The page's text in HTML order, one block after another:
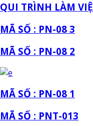
QUI TRÌNH LÀM
MÃ SỐ : PN-08 3
MÃ SỐ : PN-08 2
MÃ SỐ : PN-08 1
MÃ SỐ : PNT-013